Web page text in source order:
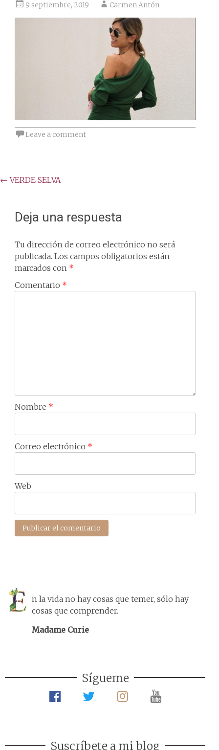
9 septiembre, 2019 Carmen Antón
Leave a comment
Post
← VERDE SELVA
Deja una respuesta
Tu dirección de correo electrónico no será
publicada. Los campos obligatorios están
marcados con *
Comentario *
Nombre *
Correo electrónico *
Web
n la vida no hay cosas que temer, sólo hay
cosas que comprender.
Madame Curie
Sígueme
Suscríbete a mi blog